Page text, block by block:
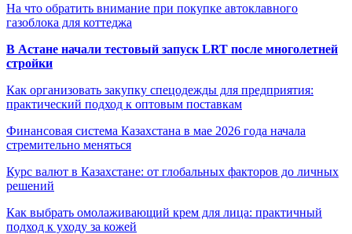
На что обратить внимание при покупке автоклавного
газоблока для коттеджа
В Астане начали тестовый запуск LRT после многолетней
стройки
Как организовать закупку спецодежды для предприятия:
практический подход к оптовым поставкам
Финансовая система Казахстана в мае 2026 года начала
стремительно меняться
Курс валют в Казахстане: от глобальных факторов до личных
решений
Как выбрать омолаживающий крем для лица: практичный
подход к уходу за кожей